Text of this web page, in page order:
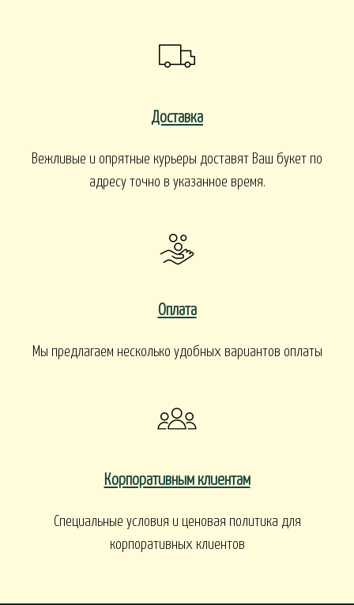
Доставка
Вежливые и опрятные курьеры доставят Ваш букет по
адресу точно в указанное время.
Оплата
Мы предлагаем несколько удобных вариантов оплаты
Корпоративным клиентам
Специальные условия и ценовая политика для
корпоративных клиентов